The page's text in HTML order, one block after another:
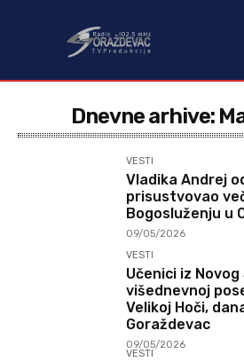
Dnevne arhive:
VESTI
Vladika Andrej
prisustvovao
Bogosluženju u
09/05/2026
VESTI
Učenici iz Novog
višednevnoj
Velikoj Hoči,
Goraždevac
09/05/2026
VESTI